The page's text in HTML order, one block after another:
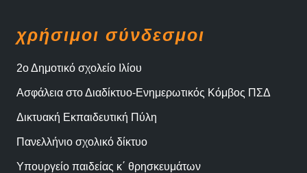
χρήσιμοι σύνδεσμοι
2ο Δημοτικό σχολείο Ιλίου
Ασφάλεια στο Διαδίκτυο-Ενημερωτικός Κόμβος ΠΣΔ
Δικτυακή Εκπαιδευτική Πύλη
Πανελλήνιο σχολικό δίκτυο
Υπουργείο παιδείας κ΄ θρησκευμάτων